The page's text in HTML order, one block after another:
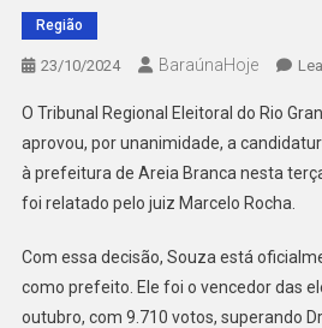
Região
23/10/2024 BaraúnaHoje
O Tribunal Regional Eleitoral do Rio
aprovou, por unanimidade, a
à prefeitura de Areia Branca nesta
foi relatado pelo juiz Marcelo Rocha.
Com essa decisão, Souza está
como prefeito. Ele foi o vencedor das
outubro, com 9.710 votos, superando